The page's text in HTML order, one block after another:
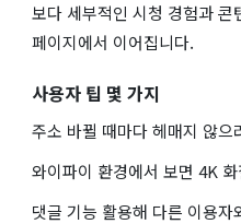
보다 세부적인 시청 경험과 콘
페이지에서 이어집니다.
사용자 팁 몇 가지
주소 바뀔 때마다 헤매지 않으
와이파이 환경에서 보면 4K
댓글 기능 활용해 다른 이용자